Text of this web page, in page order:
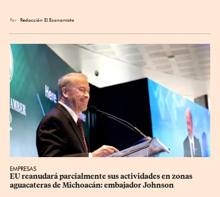
Por Redacción El Economista
EMPRESAS
EU reanudará parcialmente sus actividades en zonas
aguacateras de Michoacán: embajador Johnson